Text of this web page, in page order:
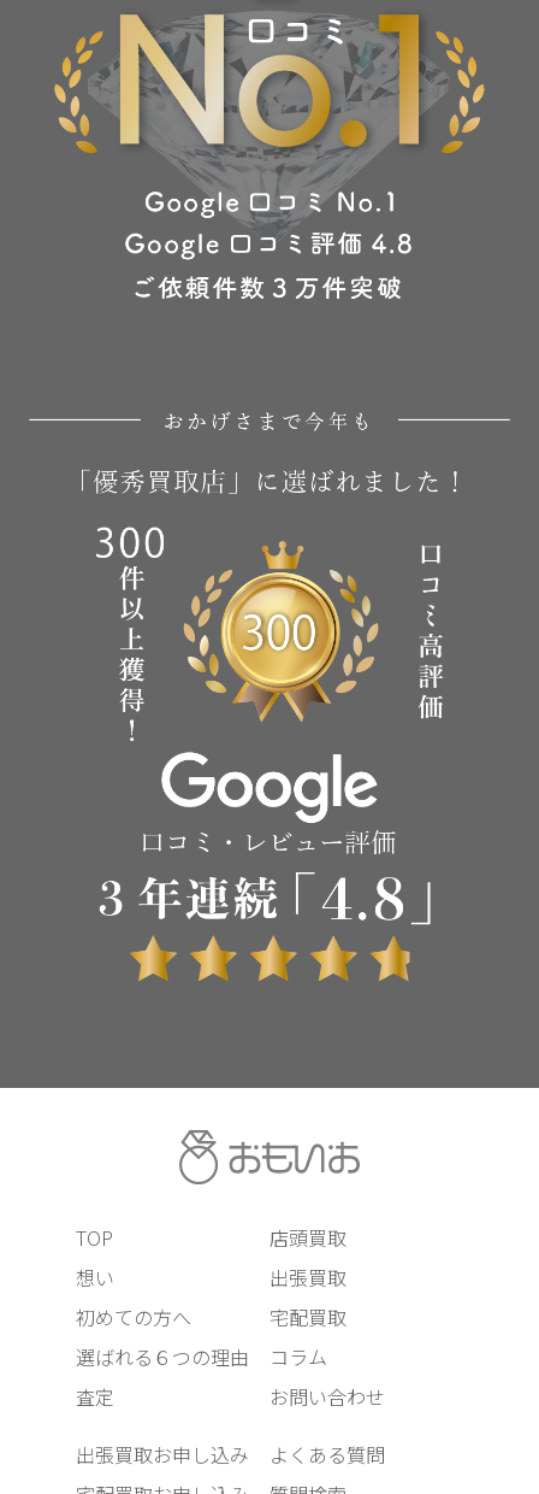
TOP
想い
初めての方へ
選ばれる６つの理由
査定
店頭買取
出張買取
宅配買取
コラム
お問い合わせ
出張買取お申し込み
よくある質問